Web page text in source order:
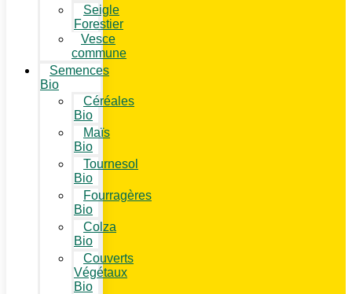
Seigle
Forestier
Vesce
commune
Semences
Bio
Céréales
Bio
Maïs
Bio
Tournesol
Bio
Fourragères
Bio
Colza
Bio
Couverts
Végétaux
Bio